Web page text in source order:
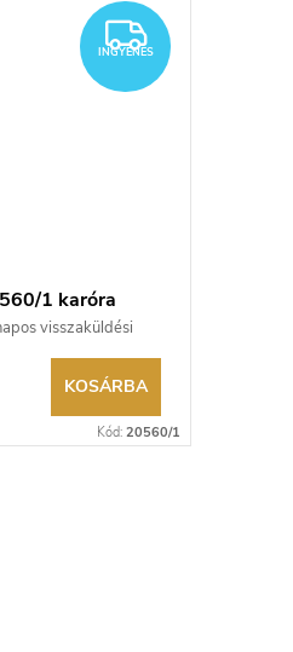
INGYENES
INGYENES
1 karóra
visszaküldési
márkakereskedő.
KOSÁRBA
Kód: 20560/1